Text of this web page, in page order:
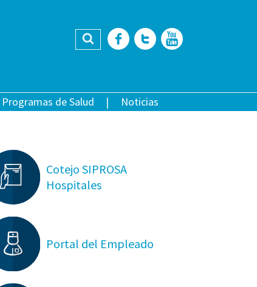
Buscar Facebook
Twitter
Programas de Salud Noticias
Cotejo SIPROSA
Hospitales
Portal del Empleado